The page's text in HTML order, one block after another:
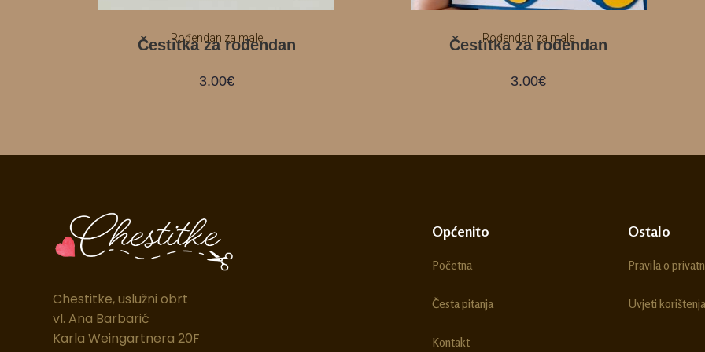
Rođendan za male
Čestitka za rođendan
3.00€
Rođendan za male
Čestitka za rođendan
3.00€
Chestitke, uslužni obrt
vl. Ana Barbarić
Karla Weingartnera 20F
Općenito
Početna
Česta pitanja
Kontakt
Ostalo
Pravila o
Uvjeti korištenja